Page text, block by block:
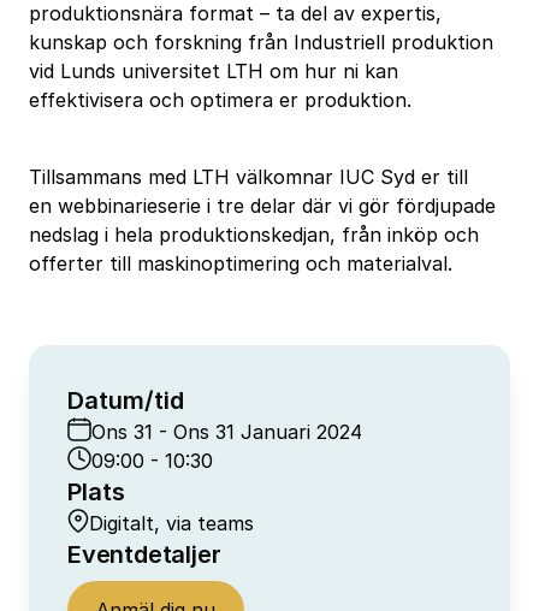
produktionsnära format – ta del av expertis,
kunskap och forskning från Industriell produktion
vid Lunds universitet LTH om hur ni kan
effektivisera och optimera er produktion.
Tillsammans med LTH välkomnar IUC Syd er till
en webbinarieserie i tre delar där vi gör fördjupade
nedslag i hela produktionskedjan, från inköp och
offerter till maskinoptimering och materialval.
Datum/tid
Ons 31 - Ons 31 Januari 2024
09:00 - 10:30
Plats
Digitalt, via teams
Eventdetaljer